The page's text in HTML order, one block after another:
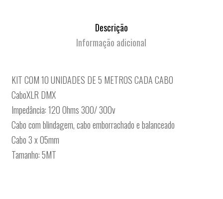
Descrição
Informação adicional
KIT COM 10 UNIDADES DE 5 METROS CADA CABO
CaboXLR DMX
Impedância: 120 Ohms 300/ 300v
Cabo com blindagem, cabo emborrachado e balanceado
Cabo 3 x 05mm
Tamanho: 5MT